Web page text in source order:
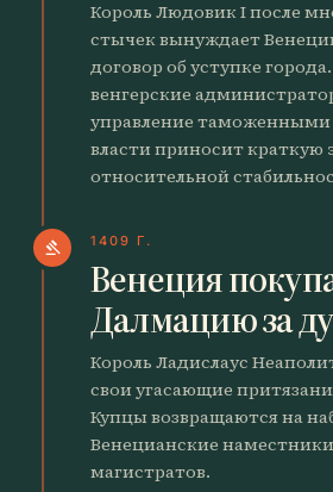
Король Людовик I после
стычек вынуждает
договор об уступке
венгерские
управление
власти приносит краткую
относительной
gavel 1409 Г.
Венеция
Далмацию за
Король Ладислаус
свои угасающие
Купцы возвращаются на
Венецианские
магистратов.